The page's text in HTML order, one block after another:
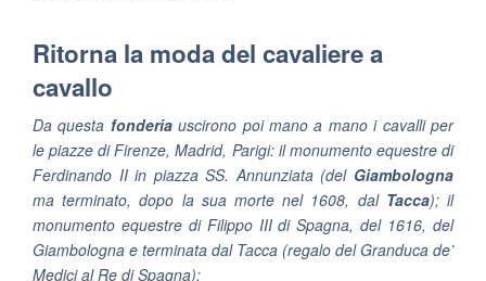
Ritorna la moda del cavaliere a
cavallo
Da questa fonderiauscirono poi mano a mano i cavalli per
le piazze di Firenze, Madrid, Parigi: il monumento equestre di
Ferdinando II in piazza SS. Annunziata (del Giambologna
ma terminato, dopo la sua morte nel 1608, dal Tacca); il
monumento equestre di Filippo III di Spagna, del 1616, del
Giambologna e terminata dal Tacca (regalo del Granduca de’
Medici al Re di Spagna);